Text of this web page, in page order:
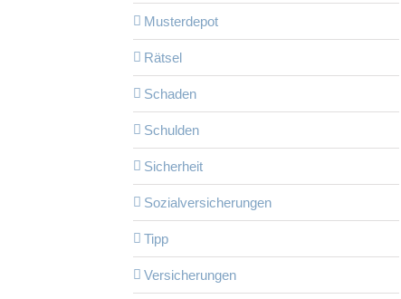
Musterdepot
Rätsel
Schaden
Schulden
Sicherheit
Sozialversicherungen
Tipp
Versicherungen